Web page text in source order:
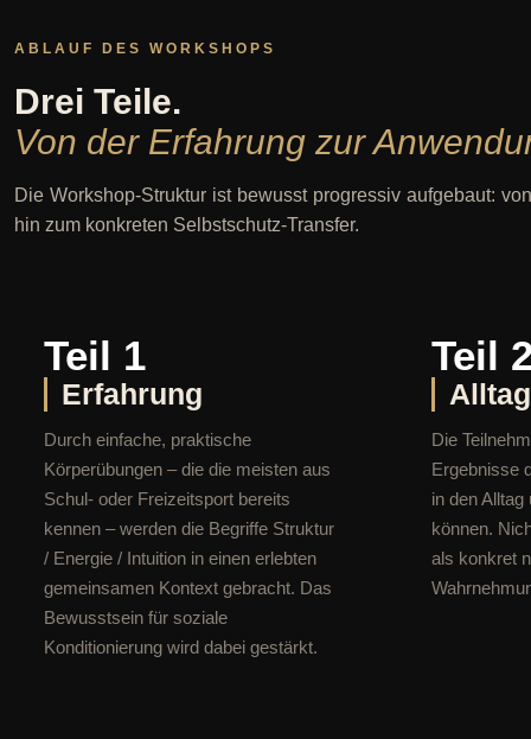
ABLAUF DES WORKSHOPS
Drei Teile.
Von der Erfahrung zur
Die Workshop-Struktur ist bewusst progressiv aufgebaut:
hin zum konkreten Selbstschutz-Transfer.
Teil 1
Erfahrung
Durch einfache, praktische
Körperübungen – die die meisten aus
Schul- oder Freizeitsport bereits
kennen – werden die Begriffe Struktur
/ Energie / Intuition in einen erlebten
gemeinsamen Kontext gebracht. Das
Bewusstsein für soziale
Konditionierung wird dabei gestärkt.
Teil
Die
Ergebnisse
in den Alltag
können.
als konkret